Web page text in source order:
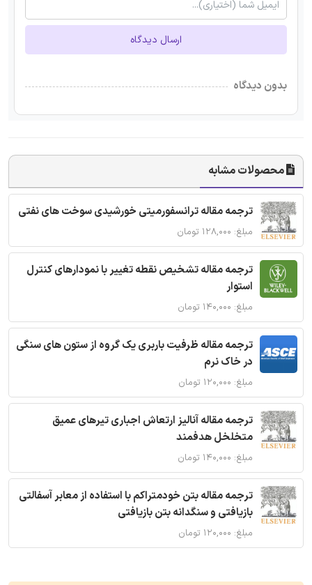
ارسال دیدگاه
بدون دیدگاه
محصولات مشابه
ترجمه مقاله ترانسفورمیتی خورشیدی سوخت های نفتی
مبلغ: ۱۲۸,۰۰۰ تومان
ترجمه مقاله تشخیص نقطه تغییر با نمودارهای کنترل
استوار
مبلغ: ۱۴۰,۰۰۰ تومان
ترجمه مقاله ظرفیت باربری یک گروه از ستون های سنگی
در خاک نرم
مبلغ: ۱۲۰,۰۰۰ تومان
ترجمه مقاله آنالیز ارتعاش اجباری تیرهای عمیق
متخلخل هدفمند
مبلغ: ۱۴۰,۰۰۰ تومان
ترجمه مقاله بتن خودمتراکم با استفاده از معابر آسفالتی
بازیافتی و سنگدانه بتن بازیافتی
مبلغ: ۱۲۰,۰۰۰ تومان